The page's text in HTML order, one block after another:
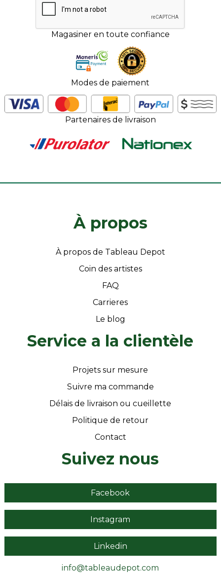
Magasiner en toute confiance
Modes de paiement
Partenaires de livraison
À propos
À propos de Tableau Depot
Coin des artistes
FAQ
Carrieres
Le blog
Service a la clientèle
Projets sur mesure
Suivre ma commande
Délais de livraison ou cueillette
Politique de retour
Contact
Suivez nous
Facebook
Instagram
Linkedin
info@tableaudepot.com